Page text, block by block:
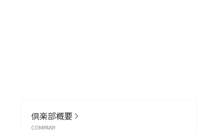
倶楽部概要
COMPANY